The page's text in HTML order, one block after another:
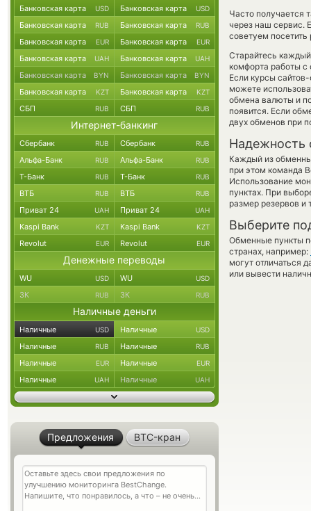
Часто получается
через наш сервис.
советуем посетить
Старайтесь
комфорта работы
Если курсы
можете
обмена валюты и
появится. Если
двух обменов при
Надежность
Каждый из
при этом команда
Использование
пунктах. При
размер резервов и
Выберите
Обменные пункты
странах, например:
могут отличаться
или вывести
Банковская карта USD Банковская карта USD
Банковская карта RUB Банковская карта RUB
Банковская карта EUR Банковская карта EUR
Банковская карта UAH Банковская карта UAH
Банковская карта BYN Банковская карта BYN
Банковская карта KZT Банковская карта KZT
СБП RUB СБП RUB
Интернет-банкинг
Сбербанк RUB Сбербанк RUB
Альфа-Банк RUB Альфа-Банк RUB
Т-Банк RUB Т-Банк RUB
ВТБ RUB ВТБ RUB
Приват 24 UAH Приват 24 UAH
Kaspi Bank KZT Kaspi Bank KZT
Revolut EUR Revolut EUR
Денежные переводы
WU USD WU USD
ЗК RUB ЗК RUB
Наличные деньги
Наличные USD Наличные USD
Наличные RUB Наличные RUB
Наличные EUR Наличные EUR
Наличные UAH Наличные UAH
Предложения BTC-кран